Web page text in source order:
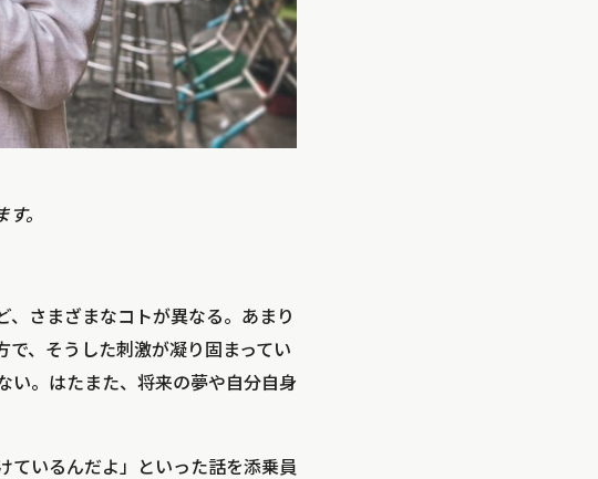
。
さまざまなコトが異なる。あまり
、そうした刺激が凝り固まってい
い。はたまた、将来の夢や自分自身
ているんだよ」といった話を添乗員